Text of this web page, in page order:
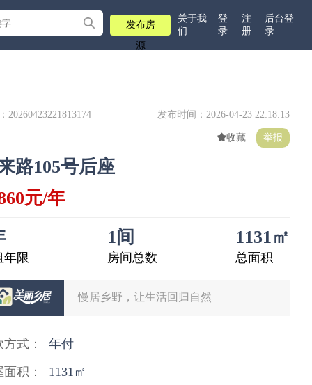
发布房
源
关于我
们
登
录
注
册
后台登
录
20260423221813174 发布时间：2026-04-23 22:18:13
收藏 举报
路105号后座
元/年
年限
1间
房间总数
1131㎡
总面积
慢居乡野，让生活回归自然
式：
年付
面积：
1131㎡